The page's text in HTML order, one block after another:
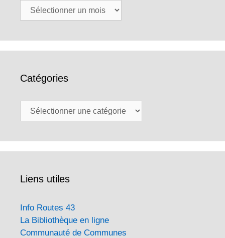
Archives
Catégories
Catégories
Liens utiles
Info Routes 43
La Bibliothèque en ligne
Communauté de Communes